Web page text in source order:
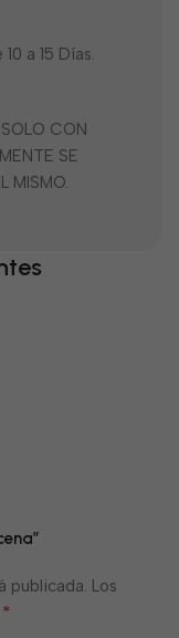
a 15 Días.
CON
SE
MISMO.
publicada. Los
*